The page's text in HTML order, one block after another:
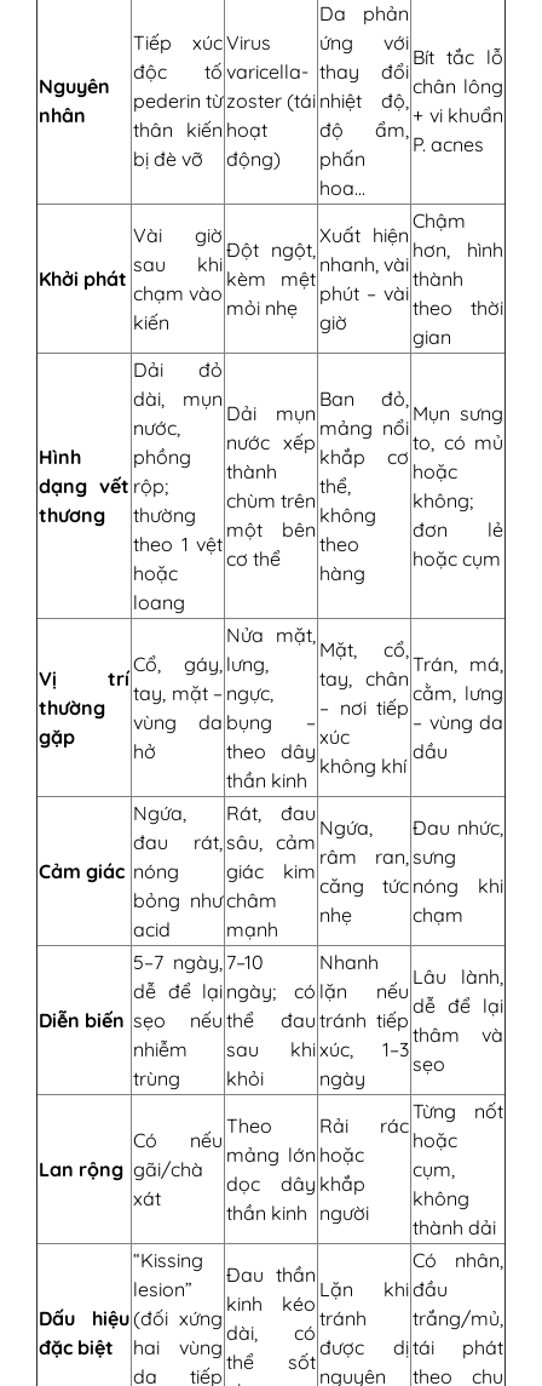
Nguyên
nhân
Tiếp xúc
độc tố
pederin từ
thân kiến
bị đè vỡ
Virus
varicella-
zoster (tái
hoạt
động)
Da phản
ứng với
thay đổi
nhiệt độ,
độ ẩm,
phấn
hoa…
Bít tắc lỗ
chân lông
+ vi khuẩn
P. acnes
Khởi phát
Vài giờ
sau khi
chạm vào
kiến
Đột ngột,
kèm mệt
mỏi nhẹ
Xuất hiện
nhanh, vài
phút – vài
giờ
Chậm
hơn, hình
thành
theo thời
gian
Hình
dạng vết
thương
Dải đỏ
dài, mụn
nước,
phồng
rộp;
thường
theo 1 vệt
hoặc
loang
Dải mụn
nước xếp
thành
chùm trên
một bên
cơ thể
Ban đỏ,
mảng nổi
khắp cơ
thể,
không
theo
hàng
Mụn sưng
to, có mủ
hoặc
không;
đơn lẻ
hoặc cụm
Vị trí
thường
gặp
Cổ, gáy,
tay, mặt –
vùng da
hở
Nửa mặt,
lưng,
ngực,
bụng –
theo dây
thần kinh
Mặt, cổ,
tay, chân
– nơi tiếp
xúc
không khí
Trán, má,
cằm, lưng
– vùng da
dầu
Cảm giác
Ngứa,
đau rát,
nóng
bỏng như
acid
Rát, đau
sâu, cảm
giác kim
châm
mạnh
Ngứa,
râm ran,
căng tức
nhẹ
Đau nhức,
sưng
nóng khi
chạm
Diễn biến
5–7 ngày,
dễ để lại
sẹo nếu
nhiễm
trùng
7–10
ngày; có
thể đau
sau khi
khỏi
Nhanh
lặn nếu
tránh tiếp
xúc, 1–3
ngày
Lâu lành,
dễ để lại
thâm và
sẹo
Lan rộng
Có nếu
gãi/chà
xát
Theo
mảng lớn
dọc dây
thần kinh
Rải rác
hoặc
khắp
người
Từng nốt
hoặc
cụm,
không
thành dải
Dấu hiệu
đặc biệt
“Kissing
lesion”
(đối xứng
hai vùng
da tiếp
Đau thần
kinh kéo
dài, có
thể sốt
Lặn khi
tránh
được dị
nguyên
Có nhân,
đầu
trắng/mủ,
tái phát
theo chu